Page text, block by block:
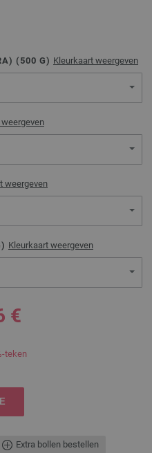
( 500 G) Kleurkaart weergeven
weergeven
Kleurkaart weergeven
€
teken
Extra bollen bestellen